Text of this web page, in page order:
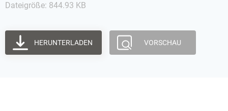
Dateigröße: 844.93 KB
HERUNTERLADEN VORSCHAU